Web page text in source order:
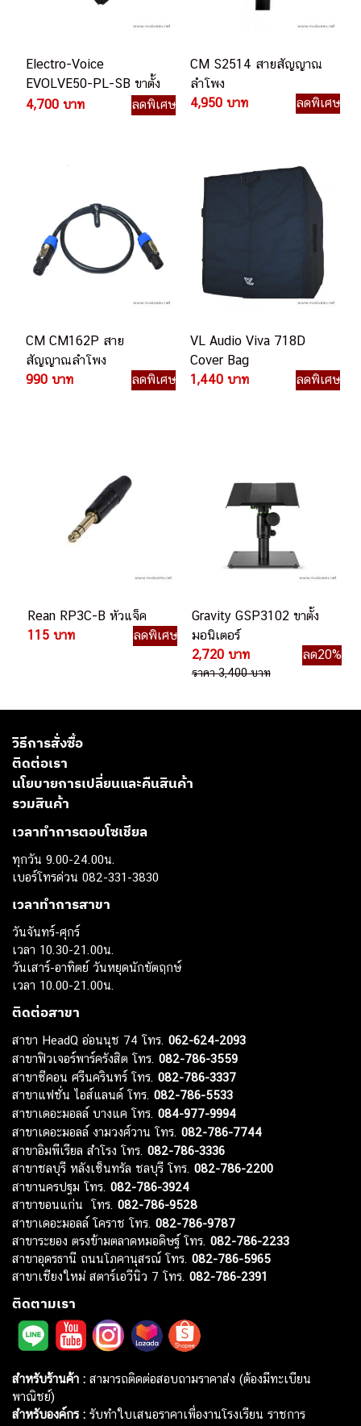
Electro-Voice
EVOLVE50-PL-SB ขาตั้ง
ลำโพง
4,700 บาท ลดพิเศษ
CM S2514 สายสัญญาณ
ลำโพง
4,950 บาท
ลดพิเศษ
CM CM162P สาย
สัญญาณลำโพง
990 บาท
ลดพิเศษ
VL Audio Viva 718D
Cover Bag
1,440 บาท
ลดพิเศษ
Rean RP3C-B หัวแจ็ค
115 บาท
ลดพิเศษ
Gravity GSP3102 ขาตั้ง
มอนิเตอร์
2,720 บาท
ลด20%
ราคา 3,400 บาท
วิธีการสั่งซื้อ
ติดต่อเรา
นโยบายการเปลี่ยนและคืนสินค้า
รวมสินค้า
เวลาทำการตอบโซเชียล
ทุกวัน 9.00-24.00น.
เบอร์โทรด่วน 082-331-3830
เวลาทำการสาขา
วันจันทร์-ศุกร์
เวลา 10.30-21.00น.
วันเสาร์-อาทิตย์ วันหยุดนักขัตฤกษ์
เวลา 10.00-21.00น.
ติดต่อสาขา
สาขา HeadQ อ่อนนุช 74 โทร. 062-624-2093
สาขาฟิวเจอร์พาร์ครังสิต โทร. 082-786-3559
สาขาซีคอน ศรีนครินทร์ โทร. 082-786-3337
สาขาแฟชั่น ไอส์แลนด์ โทร. 082-786-5533
สาขาเดอะมอลล์ บางแค โทร. 084-977-9994
สาขาเดอะมอลล์ งามวงศ์วาน โทร. 082-786-7744
สาขาอิมพีเรียล สำโรง โทร. 082-786-3336
สาขาชลบุรี หลังเซ็นทรัล ชลบุรี โทร. 082-786-2200
สาขานครปฐม โทร. 082-786-3924
สาขาขอนแก่น โทร. 082-786-9528
สาขาเดอะมอลล์ โคราช โทร. 082-786-9787
สาขาระยอง ตรงข้ามตลาดหมอดิษฐ์ โทร. 082-786-2233
สาขาอุดรธานี ถนนโภคานุสรณ์ โทร. 082-786-5965
สาขาเชียงใหม่ สตาร์เอวีนิว 7 โทร. 082-786-2391
ติดตามเรา
สำหรับร้านค้า : สามารถติดต่อสอบถามราคาส่ง (ต้องมีทะเบียน
พาณิชย์)
สำหรับองค์กร : รับทำใบเสนอราคาเพื่องานโรงเรียน ราชการ